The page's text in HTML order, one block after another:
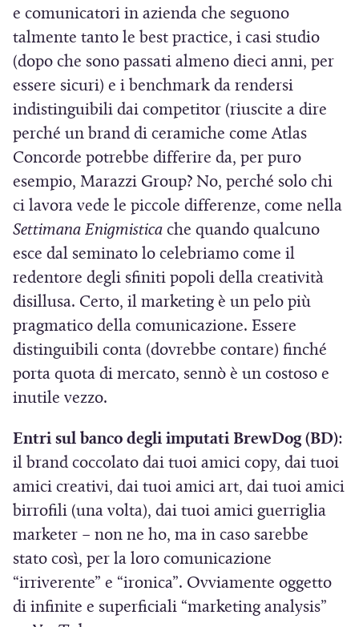
i
n
e
s
t
r
a
)
o
i
e
s
t
r
e comunicatori in azienda che seguono
talmente tanto le best practice, i casi studio
(dopo che sono passati almeno dieci anni, per
essere sicuri) e i benchmark da rendersi
indistinguibili dai competitor (riuscite a dire
perché un brand di ceramiche come Atlas
Concorde potrebbe differire da, per puro
esempio, Marazzi Group? No, perché solo chi
ci lavora vede le piccole differenze, come nella
Settimana Enigmistica che quando qualcuno
esce dal seminato lo celebriamo come il
redentore degli sfiniti popoli della creatività
disillusa. Certo, il marketing è un pelo più
pragmatico della comunicazione. Essere
distinguibili conta (dovrebbe contare) finché
porta quota di mercato, sennò è un costoso e
inutile vezzo.
Entri sul banco degli imputati BrewDog (BD):
il brand coccolato dai tuoi amici copy, dai tuoi
amici creativi, dai tuoi amici art, dai tuoi amici
birrofili (una volta), dai tuoi amici guerriglia
marketer – non ne ho, ma in caso sarebbe
stato così, per la loro comunicazione
“irriverente” e “ironica”. Ovviamente oggetto
di infinite e superficiali “marketing analysis”